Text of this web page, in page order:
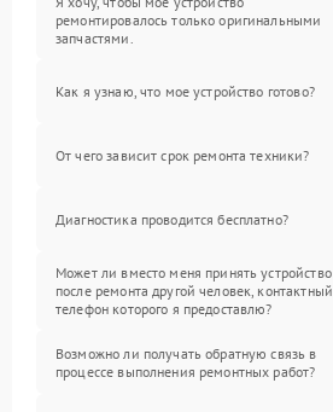
ремонтировалось только оригинальными
запчастями.
Как я узнаю, что мое устройство готово?
От чего зависит срок ремонта техники?
Диагностика проводится бесплатно?
Может ли вместо меня принять устройство
после ремонта другой человек, контактный
телефон которого я предоставлю?
Возможно ли получать обратную связь в
процессе выполнения ремонтных работ?